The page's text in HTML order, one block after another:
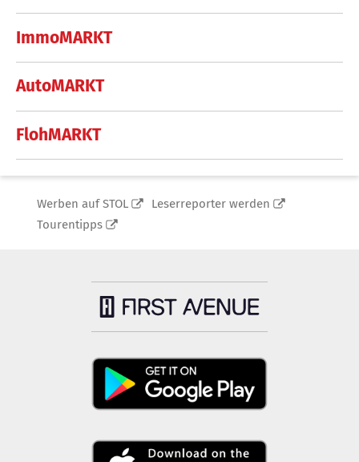
ImmoMARKT
AutoMARKT
FlohMARKT
Werben auf STOL
Leserreporter werden
Tourentipps